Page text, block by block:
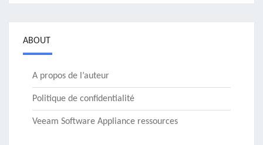
ABOUT
A propos de l’auteur
Politique de confidentialité
Veeam Software Appliance ressources